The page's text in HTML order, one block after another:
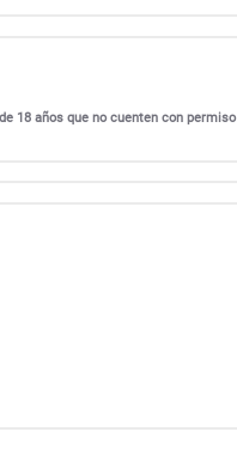
18 años que no cuenten con permiso